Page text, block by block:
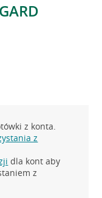
z konta.
z
dla kont aby
z